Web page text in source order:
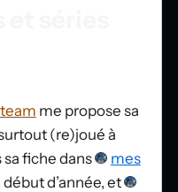
me propose sa
surtout (re)joué à
sa fiche dans
mes
d’année, et